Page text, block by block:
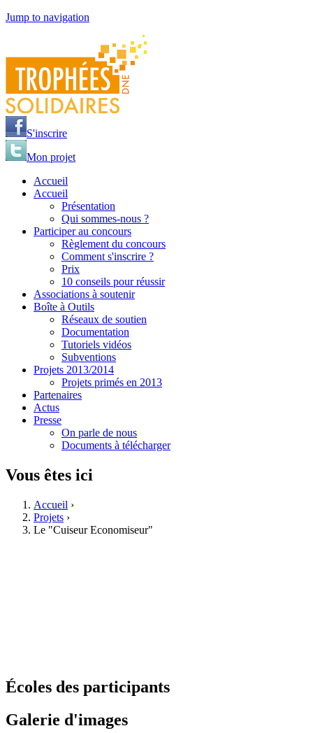
Jump to navigation
S'inscrire
Mon projet
Accueil
Accueil
Présentation
Qui sommes-nous ?
Participer au concours
Règlement du concours
Comment s'inscrire ?
Prix
10 conseils pour réussir
Associations à soutenir
Boîte à Outils
Réseaux de soutien
Documentation
Tutoriels vidéos
Subventions
Projets 2013/2014
Projets primés en 2013
Partenaires
Actus
Presse
On parle de nous
Documents à télécharger
Vous êtes ici
Accueil ›
Projets ›
Le "Cuiseur Economiseur"
Écoles des participants
Galerie d'images